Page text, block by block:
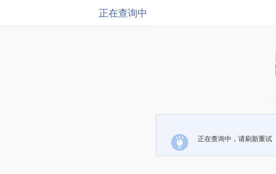
正在查询中
正在查询中，请刷新重试